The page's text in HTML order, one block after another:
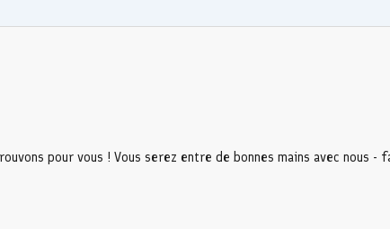
pour vous ! Vous serez entre de bonnes mains avec nous